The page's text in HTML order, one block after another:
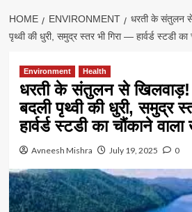
HOME ENVIRONMENT
धरती के संतुलन से
पृथ्वी की धुरी, समुद्र स्तर भी गिरा — हार्वर्ड स्टडी
Environment Health
धरती के संतुलन से खिलवाड़!
बदली पृथ्वी की धुरी, समुद्र
हार्वर्ड स्टडी का चौंकाने
Avneesh Mishra July 19, 2025 0